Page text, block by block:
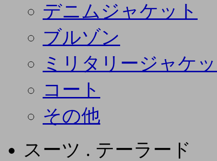
デニムジャケット
ブルゾン
ミリタリージャケ
コート
その他
スーツ . テーラード